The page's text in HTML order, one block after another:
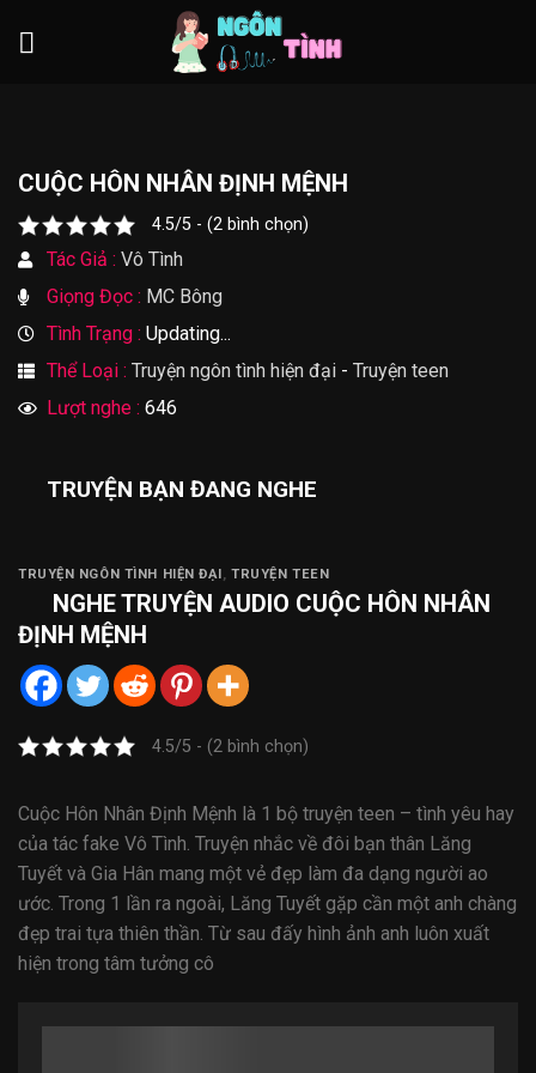
CUỘC HÔN NHÂN ĐỊNH MỆNH
4.5/5 - (2 bình chọn)
Tác Giả : Vô Tình
Giọng Đọc : MC Bông
Tình Trạng : Updating...
Thể Loại : Truyện ngôn tình hiện đại - Truyện teen
Lượt nghe : 646
TRUYỆN BẠN ĐANG NGHE
TRUYỆN NGÔN TÌNH HIỆN ĐẠI,TRUYỆN TEEN
NGHETRUYỆN AUDIO CUỘC HÔN NHÂN
ĐỊNH MỆNH
4.5/5 - (2 bình chọn)
Cuộc Hôn Nhân Định Mệnh là 1 bộ truyện teen – tình yêu hay
của tác fake Vô Tình. Truyện nhắc về đôi bạn thân Lăng
Tuyết và Gia Hân mang một vẻ đẹp làm đa dạng người ao
ước. Trong 1 lần ra ngoài, Lăng Tuyết gặp cần một anh chàng
đẹp trai tựa thiên thần. Từ sau đấy hình ảnh anh luôn xuất
hiện trong tâm tưởng cô